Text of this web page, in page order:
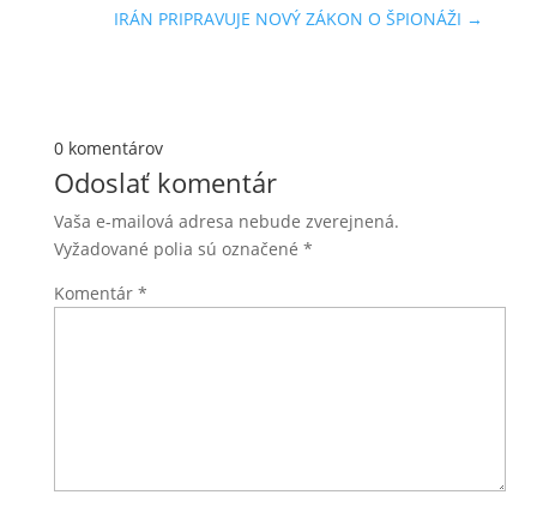
IRÁN PRIPRAVUJE NOVÝ ZÁKON O ŠPIONÁŽI →
0 komentárov
Odoslať komentár
Vaša e-mailová adresa nebude zverejnená.
Vyžadované polia sú označené *
Komentár *